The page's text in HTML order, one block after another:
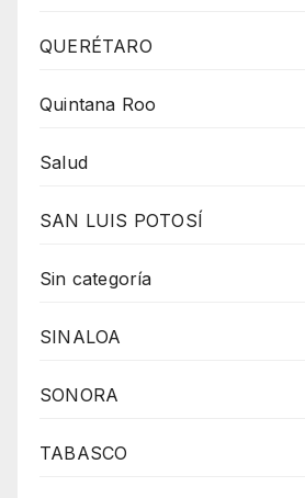
QUERÉTARO
Quintana Roo
Salud
SAN LUIS POTOSÍ
Sin categoría
SINALOA
SONORA
TABASCO